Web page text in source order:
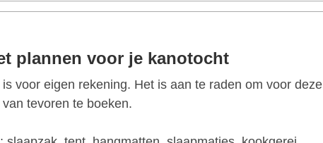
plannen voor je kanotocht
voor eigen rekening. Het is aan te raden om voor deze
tevoren te boeken.